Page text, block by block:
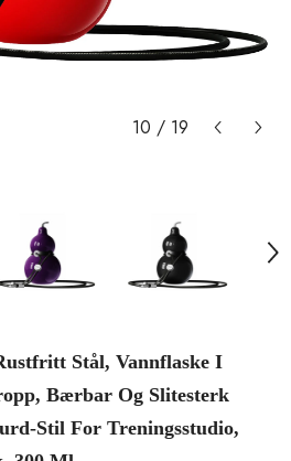
10 / 19
Stål, Vannflaske I
Bærbar Og Slitesterk
Stil For Treningsstudio,